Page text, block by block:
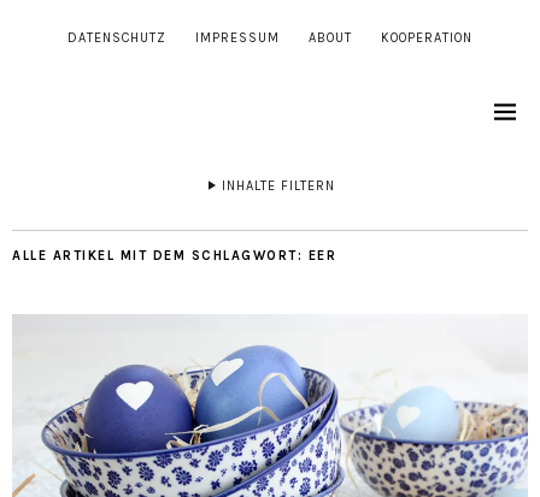
DATENSCHUTZ IMPRESSUM ABOUT KOOPERATION
INHALTE FILTERN
ALLE ARTIKEL MIT DEM SCHLAGWORT: EER